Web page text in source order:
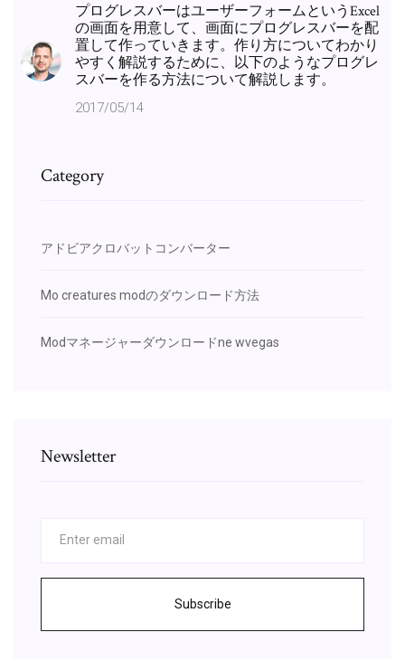
プログレスバーはユーザーフォームというExcel
の画面を用意して、画面にプログレスバーを配
置して作っていきます。作り方についてわかり
やすく解説するために、以下のようなプログレ
スバーを作る方法について解説します。
2017/05/14
Category
アドビアクロバットコンバーター
Mo creatures modのダウンロード方法
Modマネージャーダウンロードne wvegas
Newsletter
Subscribe